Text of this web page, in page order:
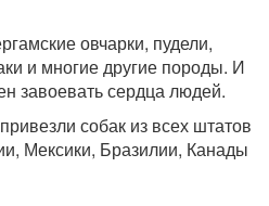
овчарки, пудели,
и многие другие породы. И
завоевать сердца людей.
собак из всех штатов
Мексики, Бразилии, Канады